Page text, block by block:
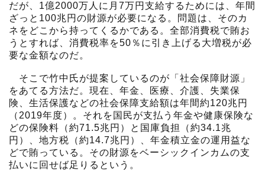
だが、1億2000万人に月7万円支給するためには、年間
ざっと100兆円の財源が必要になる。問題は、そのカ
ネをどこから持ってくるかである。全部消費税で賄お
うとすれば、消費税率を50％に引き上げる大増税が必
要な金額なのだ。
そこで竹中氏が提案しているのが「社会保障財源」
をあてる方法だ。現在、年金、医療、介護、失業保
険、生活保護などの社会保障支給額は年間約120兆円
（2019年度）。それを国民が支払う年金や健康保険な
どの保険料（約71.5兆円）と国庫負担（約34.1兆
円）、地方税（約14.7兆円）、年金積立金の運用益な
どで賄っている。その財源をベーシックインカムの支
払いに回せば足りるという。